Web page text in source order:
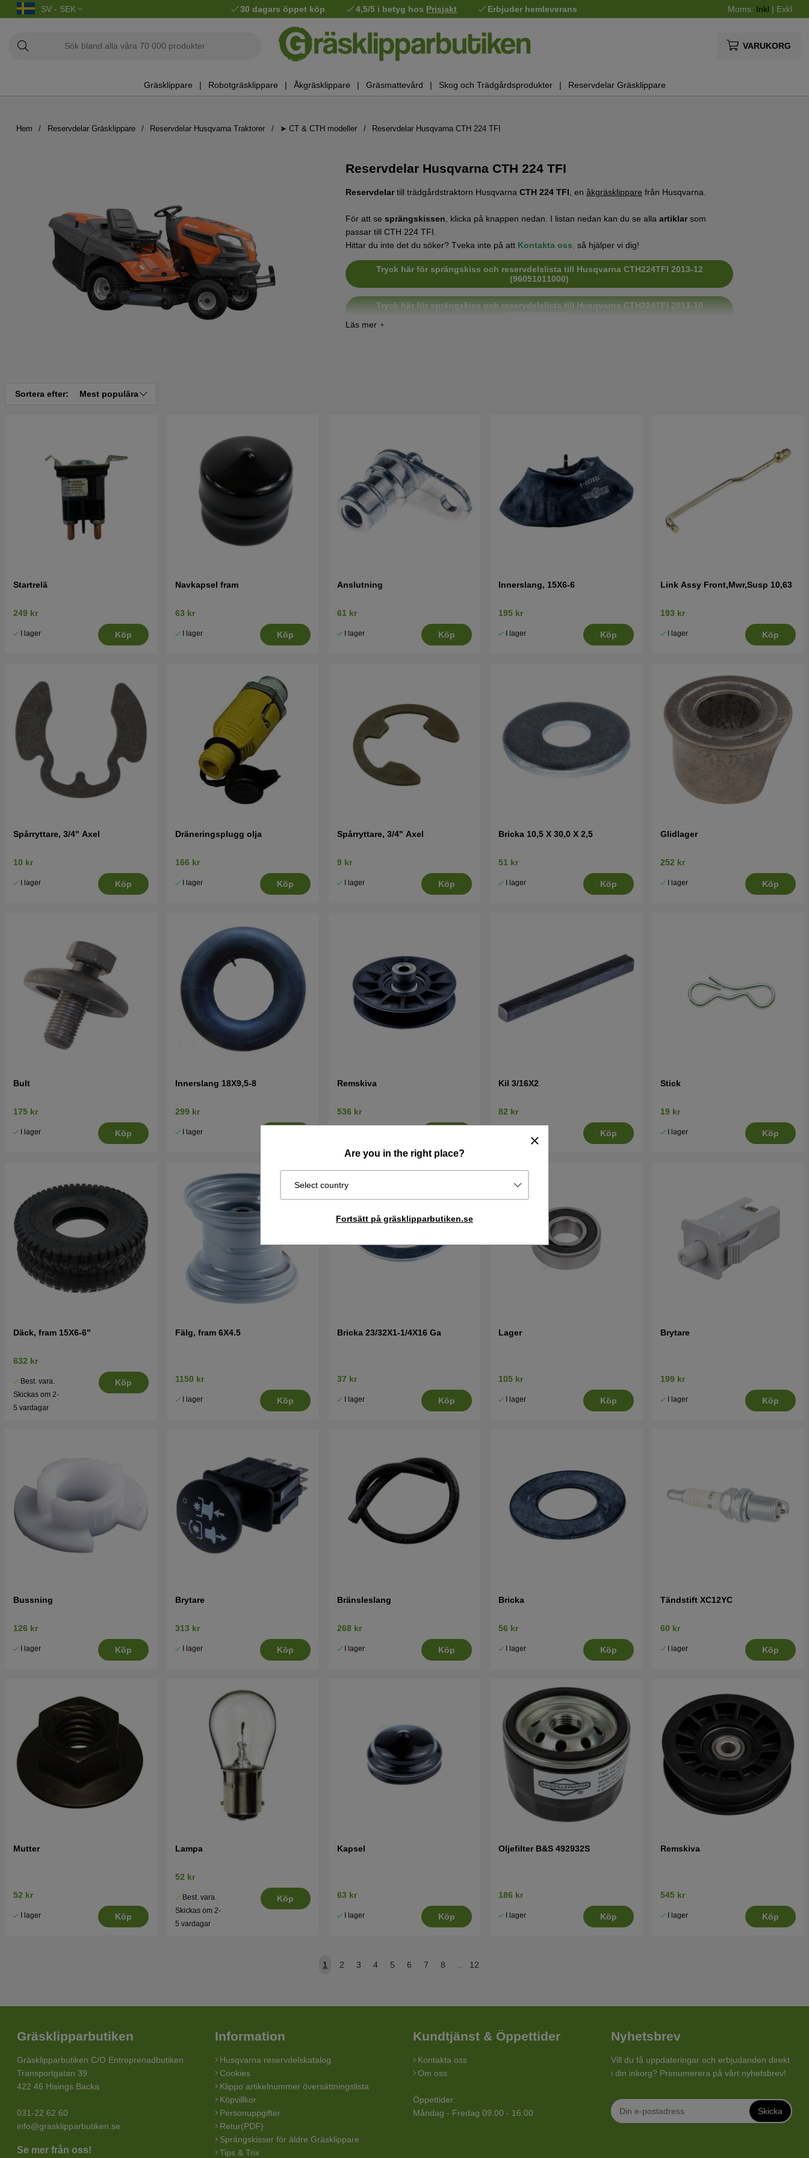
SV - SEK 30 dagars öppet köp 4,5/5 i betyg hos Prisjakt Erbjuder hemleverans Moms: Inkl | Exkl
VARUKORG
Gräsklippare Robotgräsklippare Åkgräsklippare Gräsmattevård Skog och Trädgårdsprodukter Reservdelar Gräsklippare
Are you in the right place?
Select country
Fortsätt på gräsklipparbutiken.se
Hem Reservdelar Gräsklippare Reservdelar Husqvarna Traktorer ➤ CT & CTH modeller Reservdelar Husqvarna CTH 224 TFI
Reservdelar Husqvarna CTH 224 TFI
Reservdelartill trädgårdstraktorn Husqvarna CTH 224 TFI, en åkgräsklippare från Husqvarna.
För att se sprängskissen, klicka på knappen nedan. I listan nedan kan du se alla artiklarsom
passar till CTH 224 TFI.
Hittar du inte det du söker? Tveka inte på att Kontakta oss, så hjälper vi dig!
Tryck här för sprängskiss och reservdelslista till Husqvarna CTH224TFI 2013-12
(96051011000)
Tryck här för sprängskiss och reservdelslista till Husqvarna CTH224TFI 2013-10
Sortera efter: Mest populära
Startrelä
249 kr
I lager Köp
Navkapsel fram
63 kr
I lager Köp
Anslutning
61 kr
I lager Köp
Innerslang, 15X6-6
195 kr
I lager Köp
Link Assy Front,Mwr,Susp 10,63
193 kr
I lager Köp
Spårryttare, 3/4" Axel
10 kr
I lager Köp
Dräneringsplugg olja
166 kr
I lager Köp
Spårryttare, 3/4" Axel
9 kr
I lager Köp
Bricka 10,5 X 30,0 X 2,5
51 kr
I lager Köp
Glidlager
252 kr
I lager Köp
Bult
175 kr
I lager Köp
Innerslang 18X9,5-8
299 kr
I lager
Remskiva
536 kr
Kil 3/16X2
82 kr
Köp
Stick
19 kr
I lager Köp
Däck, fram 15X6-6"
632 kr
Best. vara.
Skickas om 2-
5 vardagar
Köp
Fälg, fram 6X4.5
1150 kr
I lager Köp
Bricka 23/32X1-1/4X16 Ga
37 kr
I lager Köp
Lager
105 kr
I lager Köp
Brytare
199 kr
I lager Köp
Bussning
126 kr
I lager Köp
Brytare
313 kr
I lager Köp
Bränsleslang
268 kr
I lager Köp
Bricka
56 kr
I lager Köp
Tändstift XC12YC
60 kr
I lager Köp
Mutter
52 kr
I lager Köp
Lampa
52 kr
Best. vara.
Skickas om 2-
5 vardagar
Köp
Kapsel
63 kr
I lager Köp
Oljefilter B&S 492932S
186 kr
I lager Köp
Remskiva
545 kr
I lager Köp
1 2 3 4 5 6 7 8 .. 12
Gräsklipparbutiken
Gräsklipparbutiken C/O Entreprenadbutiken
Transportgatan 39
422 46 Hisings Backa
031-22 62 60
info@grasklipparbutiken.se
Se mer från oss!
Information
Husqvarna reservdelskatalog
Cookies
Klippo artikelnummer översättningslista
Köpvillkor
Personuppgifter
Retur(PDF)
Sprängskisser för äldre Gräsklippare
Tips & Trix
Kundtjänst & Öppettider
Kontakta oss
Om oss
Öppettider:
Måndag - Fredag 09.00 - 16:00
Nyhetsbrev
Vill du få uppdateringar och erbjudanden direkt
i din inkorg? Prenumerera på vårt nyhetsbrev!
Skicka